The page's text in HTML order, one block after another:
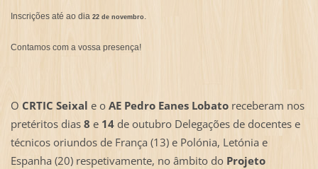
Inscrições até ao dia 22 de novembro .
Contamos com a vossa presença!
O CRTIC Seixal e o AE Pedro Eanes Lobatoreceberam nos
pretéritos dias8 e 14de outubro Delegações de docentes e
técnicos oriundos de França (13) e Polónia, Letónia e
Espanha (20) respetivamente, no âmbito do Projeto